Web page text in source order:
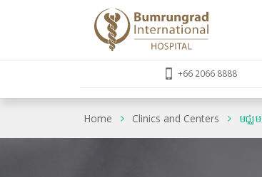
+66 2066 8888
Home Clinics and Centers មជ្ឈ